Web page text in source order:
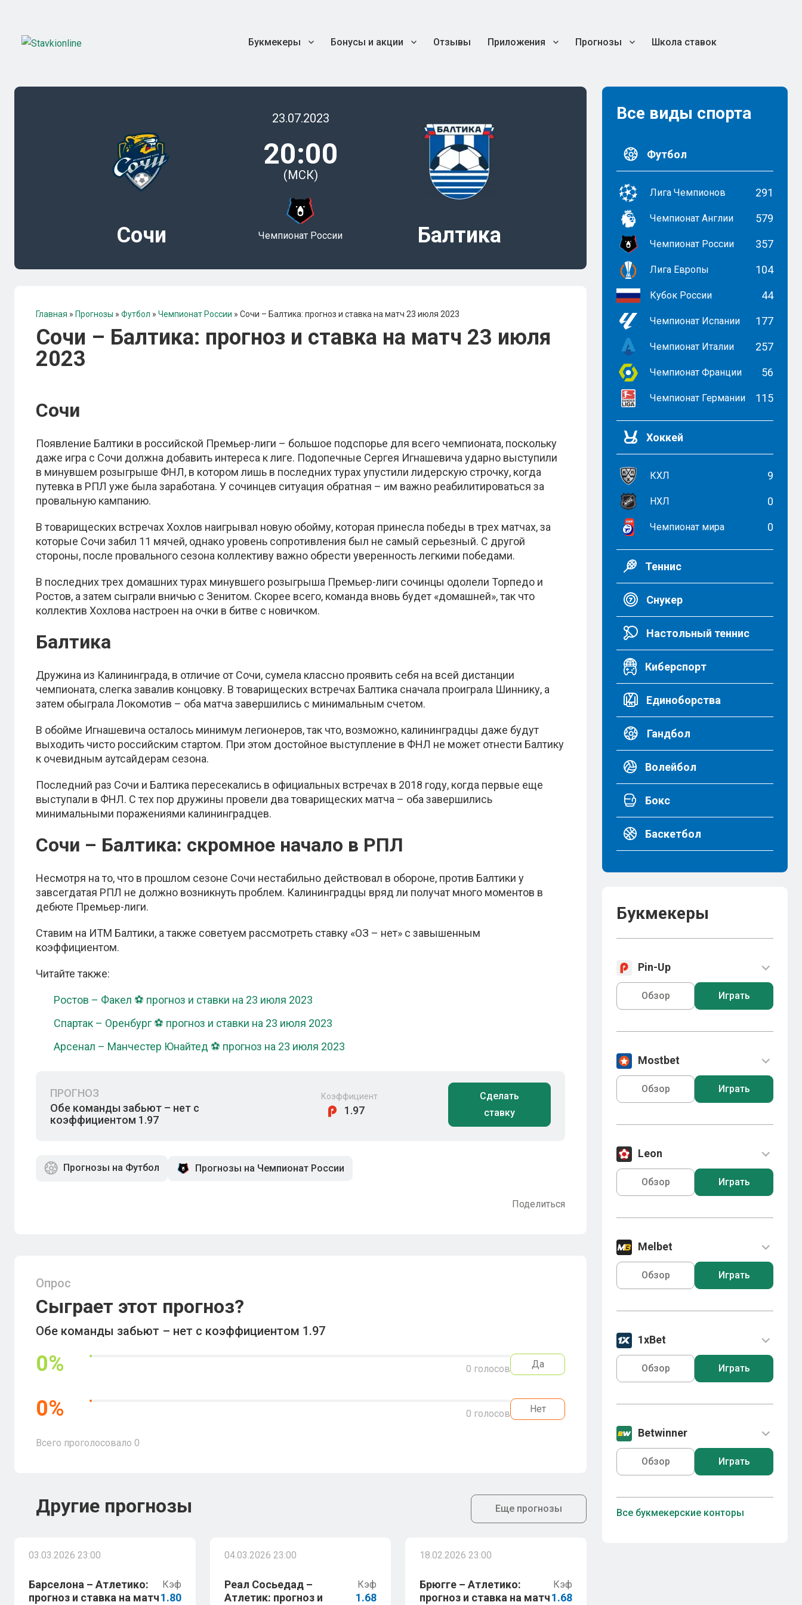
Букмекеры Бонусы и акции Отзывы Приложения Прогнозы Школа ставок
Сочи
23.07.2023
20:00
(МСК)
Чемпионат России Балтика
Главная » Прогнозы » Футбол » Чемпионат России » Сочи – Балтика: прогноз и ставка на матч 23 июля 2023
Сочи – Балтика: прогноз и ставка на матч 23 июля
2023
Сочи
Появление Балтики в российской Премьер-лиги – большое подспорье для всего чемпионата, поскольку
даже игра с Сочи должна добавить интереса к лиге. Подопечные Сергея Игнашевича ударно выступили
в минувшем розыгрыше ФНЛ, в котором лишь в последних турах упустили лидерскую строчку, когда
путевка в РПЛ уже была заработана. У сочинцев ситуация обратная – им важно реабилитироваться за
провальную кампанию.
В товарищеских встречах Хохлов наигрывал новую обойму, которая принесла победы в трех матчах, за
которые Сочи забил 11 мячей, однако уровень сопротивления был не самый серьезный. С другой
стороны, после провального сезона коллективу важно обрести уверенность легкими победами.
В последних трех домашних турах минувшего розыгрыша Премьер-лиги сочинцы одолели Торпедо и
Ростов, а затем сыграли вничью с Зенитом. Скорее всего, команда вновь будет «домашней», так что
коллектив Хохлова настроен на очки в битве с новичком.
Балтика
Дружина из Калининграда, в отличие от Сочи, сумела классно проявить себя на всей дистанции
чемпионата, слегка завалив концовку. В товарищеских встречах Балтика сначала проиграла Шиннику, а
затем обыграла Локомотив – оба матча завершились с минимальным счетом.
В обойме Игнашевича осталось минимум легионеров, так что, возможно, калининградцы даже будут
выходить чисто российским стартом. При этом достойное выступление в ФНЛ не может отнести Балтику
к очевидным аутсайдерам сезона.
Последний раз Сочи и Балтика пересекались в официальных встречах в 2018 году, когда первые еще
выступали в ФНЛ. С тех пор дружины провели два товарищеских матча – оба завершились
минимальными поражениями калининградцев.
Сочи – Балтика: скромное начало в РПЛ
Несмотря на то, что в прошлом сезоне Сочи нестабильно действовал в обороне, против Балтики у
завсегдатая РПЛ не должно возникнуть проблем. Калининградцы вряд ли получат много моментов в
дебюте Премьер-лиги.
Ставим на ИТМ Балтики, а также советуем рассмотреть ставку «ОЗ – нет» с завышенным
коэффициентом.
Читайте также:
Ростов – Факел ⚽ прогноз и ставки на 23 июля 2023
Спартак – Оренбург ⚽ прогноз и ставки на 23 июля 2023
Арсенал – Манчестер Юнайтед ⚽ прогноз на 23 июля 2023
ПРОГНОЗ
Обе команды забьют – нет с
коэффициентом 1.97
Коэффициент
1.97
Сделать
ставку
Прогнозы на Футбол Прогнозы на Чемпионат России
Поделиться
Опрос
Сыграет этот прогноз?
Обе команды забьют – нет с коэффициентом 1.97
0% 0 голосов Да
0% 0 голосов Нет
Всего проголосовало 0
Другие прогнозы Еще прогнозы
03.03.2026 23:00
Барселона – Атлетико:
прогноз и ставка на матч
Кэф
1.80
04.03.2026 23:00
Реал Сосьедад –
Атлетик: прогноз и
Кэф
1.68
18.02.2026 23:00
Брюгге – Атлетико:
прогноз и ставка на матч
Кэф
1.68
Все виды спорта
Футбол
Лига Чемпионов 291
Чемпионат Англии 579
Чемпионат России 357
Лига Европы 104
Кубок России 44
Чемпионат Испании 177
Чемпионат Италии 257
Чемпионат Франции 56
Чемпионат Германии 115
Хоккей
КХЛ 9
НХЛ 0
Чемпионат мира 0
Теннис
Снукер
Настольный теннис
Киберспорт
Единоборства
Гандбол
Волейбол
Бокс
Баскетбол
Букмекеры
Pin-Up
Обзор Играть
Mostbet
Обзор Играть
Leon
Обзор Играть
Melbet
Обзор Играть
1xBet
Обзор Играть
Betwinner
Обзор Играть
Все букмекерские конторы